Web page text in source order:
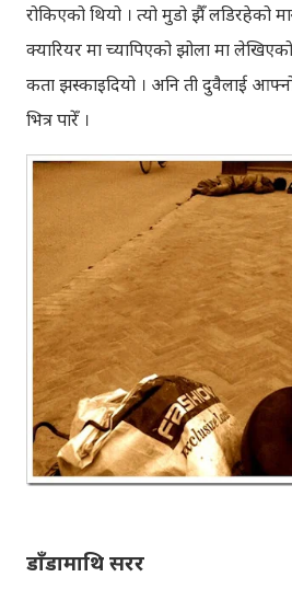
रोकिएको थियो । त्यो मुडो झैँ लडिरहेको
क्यारियर मा च्यापिएको झोला मा
कता झस्काइदियो । अनि ती दुवैलाई
भित्र पारेँ ।
डाँडामाथि सरर